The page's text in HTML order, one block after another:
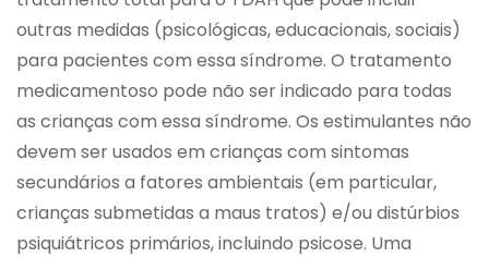
outras medidas (psicológicas, educacionais, sociais)
para pacientes com essa síndrome. O tratamento
medicamentoso pode não ser indicado para todas
as crianças com essa síndrome. Os estimulantes não
devem ser usados em crianças com sintomas
secundários a fatores ambientais (em particular,
crianças submetidas a maus tratos) e/ou distúrbios
psiquiátricos primários, incluindo psicose. Uma